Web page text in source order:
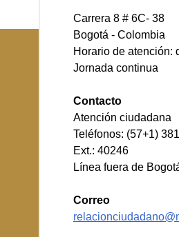
Carrera 8 # 6C- 38
Bogotá - Colombia
Horario de atención:
Jornada continua
Contacto
Atención ciudadana
Teléfonos: (57+1)
Ext.: 40246
Línea fuera de
Correo